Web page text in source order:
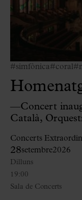
#simfònica#coral
—Concert
Català,
Concerts
28setembre2026
19:00
Dilluns
Sala de Concerts